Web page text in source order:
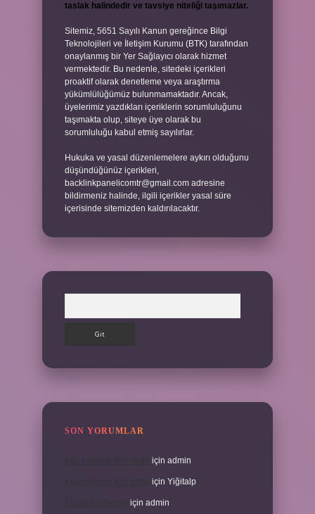
taslak halindedir ve tavsiye niteliği taşımazlar.
Sitemiz, 5651 Sayılı Kanun gereğince Bilgi
Teknolojileri ve İletişim Kurumu (BTK) tarafından
onaylanmış bir Yer Sağlayıcı olarak hizmet
vermektedir. Bu nedenle, sitedeki içerikleri
proaktif olarak denetleme veya araştırma
yükümlülüğümüz bulunmamaktadır. Ancak,
üyelerimiz yazdıkları içeriklerin sorumluluğunu
taşımakta olup, siteye üye olarak bu
sorumluluğu kabul etmiş sayılırlar.
Hukuka ve yasal düzenlemelere aykırı olduğunu
düşündüğünüz içerikleri,
backlinkpanelicomtr@gmail.com adresine
bildirmeniz halinde, ilgili içerikler yasal süre
içerisinde sitemizden kaldırılacaktır.
SON YORUMLAR
için admin
için Yiğitalp
Erbah ne demek için admin